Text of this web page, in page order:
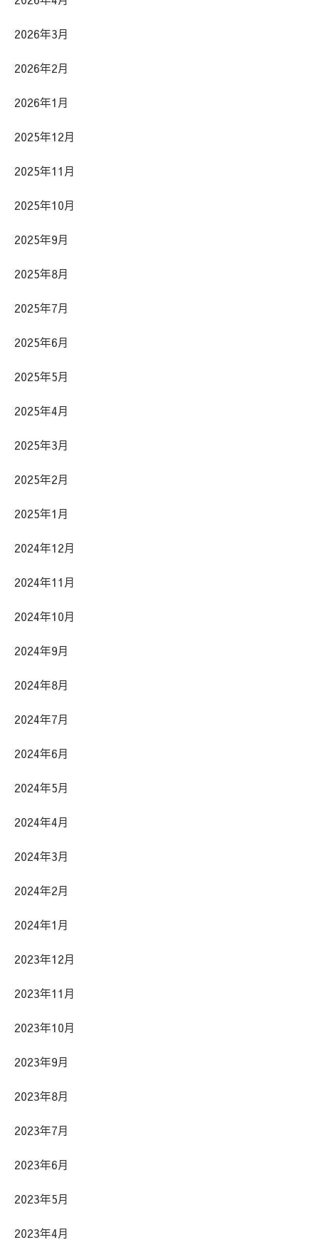
2026年3月
2026年2月
2026年1月
2025年12月
2025年11月
2025年10月
2025年9月
2025年8月
2025年7月
2025年6月
2025年5月
2025年4月
2025年3月
2025年2月
2025年1月
2024年12月
2024年11月
2024年10月
2024年9月
2024年8月
2024年7月
2024年6月
2024年5月
2024年4月
2024年3月
2024年2月
2024年1月
2023年12月
2023年11月
2023年10月
2023年9月
2023年8月
2023年7月
2023年6月
2023年5月
2023年4月